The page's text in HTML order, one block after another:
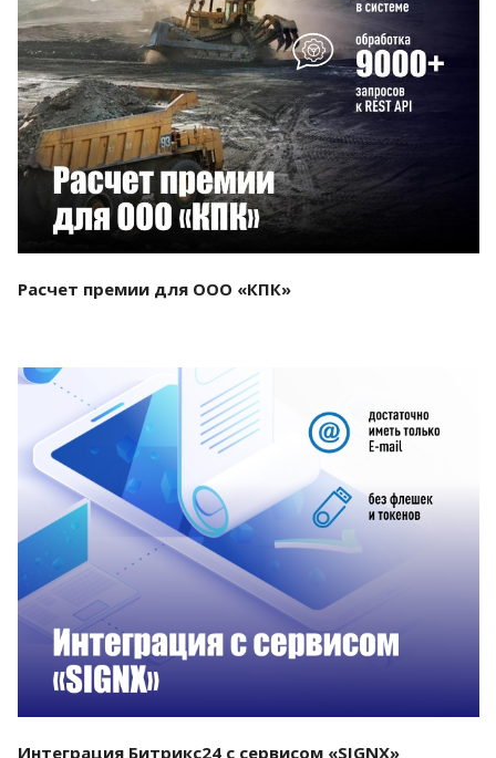
Смотреть проект
Расчет премии для ООО «КПК»
Смотреть проект
Интеграция Битрикс24 с сервисом «SIGNX»